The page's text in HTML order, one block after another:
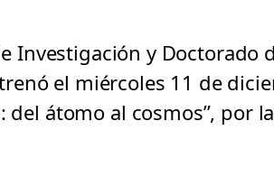
Investigación y Doctorado
el miércoles 11 de
átomo al cosmos”, por